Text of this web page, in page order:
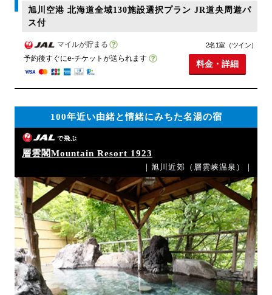
旭川空港 北海道全域130施設選択プラン JR道央周遊パ
ス付
マイルが貯まる
予約後すぐにe-チケットが送られます
2名1室（ツイン）
料金・詳細
100年近い由緒と情緒にみちた名湯の宿
で飛ぶ
層雲閣Mountain Resort 1923
｜旭川近郊（層雲峡温泉）｜